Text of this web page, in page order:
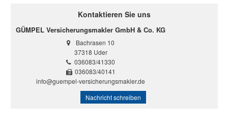
Kontaktieren Sie uns
GÜMPEL Versicherungsmakler GmbH & Co. KG
Bachrasen 10
37318 Uder
036083/41330
036083/40141
info@guempel-versicherungsmakler.de
Nachricht schreiben